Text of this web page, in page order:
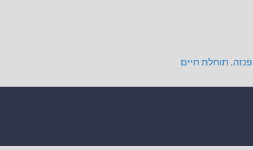
, תוחלת חיים